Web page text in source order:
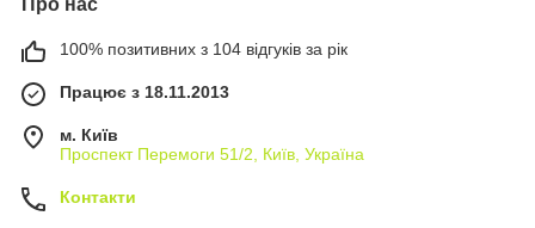
100% позитивних з 104 відгуків за рік
Працює з 18.11.2013
м. Київ
Проспект Перемоги 51/2, Київ, Україна
Контакти